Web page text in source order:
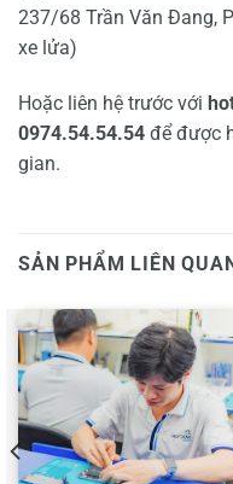
237/68 Trần Văn Đang,
xe lửa)
Hoặc liên hệ trước với
0974.54.54.54 để được
gian.
SẢN PHẨM LIÊN